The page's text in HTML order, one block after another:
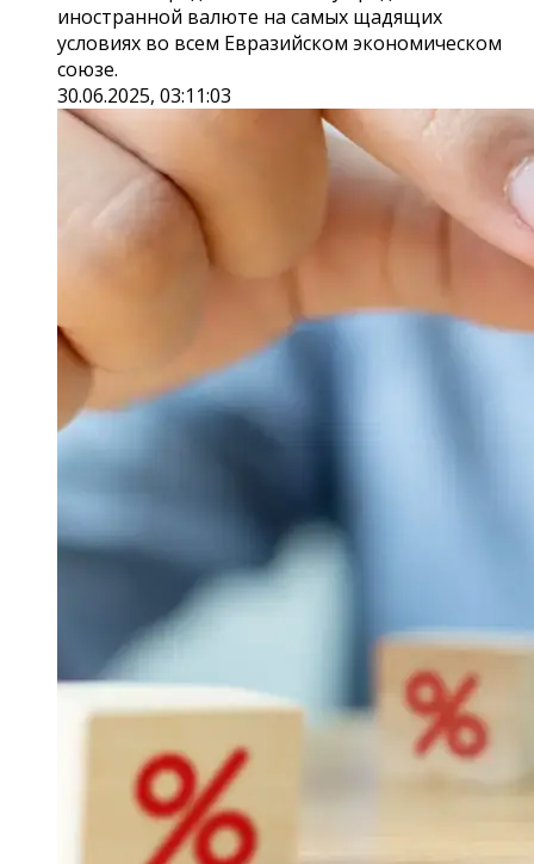
иностранной валюте на самых щадящих
условиях во всем Евразийском экономическом
союзе.
30.06.2025, 03:11:03